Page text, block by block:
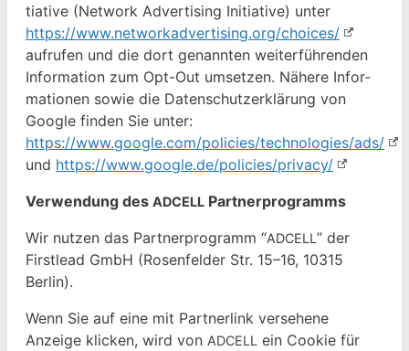
tia­tive (Net­work Adver­tis­ing Ini­tia­tive) unter
https://www.networkadvertising.org/choices/
aufrufen und die dort genan­nten weit­er­führen­den
Infor­ma­tion zum Opt-Out umset­zen. Nähere Infor­
ma­tio­nen sowie die Daten­schutzerk­lärung von
Google find­en Sie unter:
https://www.google.com/policies/technologies/ads/
und https://www.google.de/policies/privacy/
Ver­wen­dung des ADCELL Partnerprogramms
Wir nutzen das Part­ner­pro­gramm “ADCELL ” der
Firstlead GmbH (Rosen­felder Str. 15–16, 10315
Berlin).
Wenn Sie auf eine mit Part­ner­link verse­hene
Anzeige klick­en, wird von ADCELL ein Cook­ie für